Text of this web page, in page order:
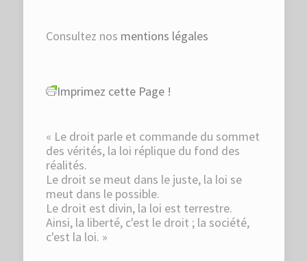
Consultez nos mentions légales
Imprimez cette Page !
« Le droit parle et commande du sommet
des vérités, la loi réplique du fond des
réalités.
Le droit se meut dans le juste, la loi se
meut dans le possible.
Le droit est divin, la loi est terrestre.
Ainsi, la liberté, c'est le droit ; la société,
c'est la loi. »